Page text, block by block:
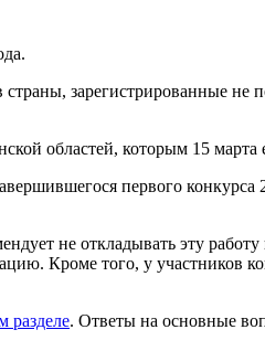
зарегистрированные не
областей, которым 15
первого
не откладывать эту
Кроме того, у участников
разделе. Ответы на основные